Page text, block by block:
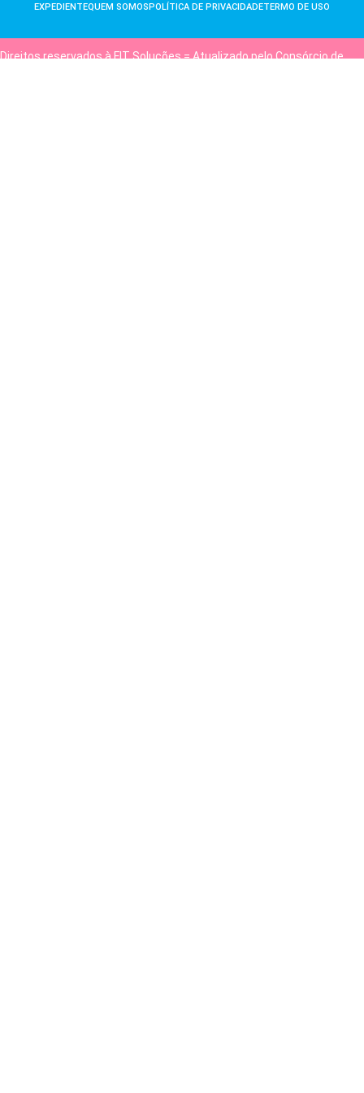
EXPEDIENTEQUEM SOMOS POLÍTICA DE PRIVACIDADETERMO DE USO
Direitos reservados à FIT Soluções = Atualizado pelo Consórcio de